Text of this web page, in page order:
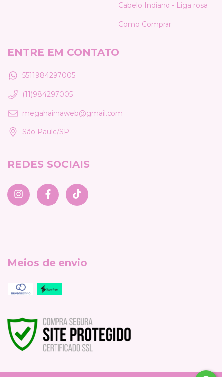
Cabelo Indiano - Liga rosa
Como Comprar
ENTRE EM CONTATO
5511984297005
(11)984297005
megahairnaweb@gmail.com
São Paulo/SP
REDES SOCIAIS
Meios de envio